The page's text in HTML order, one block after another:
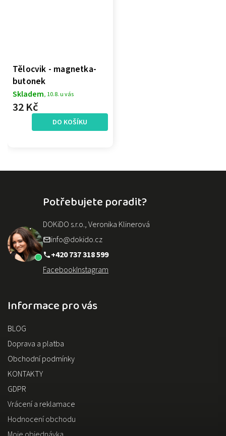
Tělocvik - magnetka-
butonek
Skladem, 10.8. u vás
32 Kč
DO KOŠÍKU
Informace pro vás
BLOG
Doprava a platba
Obchodní podmínky
KONTAKTY
GDPR
Vrácení a reklamace
Hodnocení obchodu
Potřebujete poradit?
DOKiDO s.r.o., Veronika Klinerová
info@dokido.cz
+420 737 318 599
FacebookInstagram